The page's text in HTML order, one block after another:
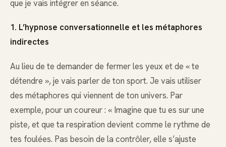
que je vais intégrer en séance.
1. L’hypnose conversationnelle et les métaphores
indirectes
Au lieu de te demander de fermer les yeux et de « te
détendre », je vais parler de ton sport. Je vais utiliser
des métaphores qui viennent de ton univers. Par
exemple, pour un coureur : « Imagine que tu es sur une
piste, et que ta respiration devient comme le rythme de
tes foulées. Pas besoin de la contrôler, elle s’ajuste